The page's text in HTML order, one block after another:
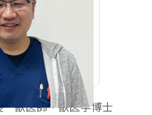
獣医師・獣医学博士